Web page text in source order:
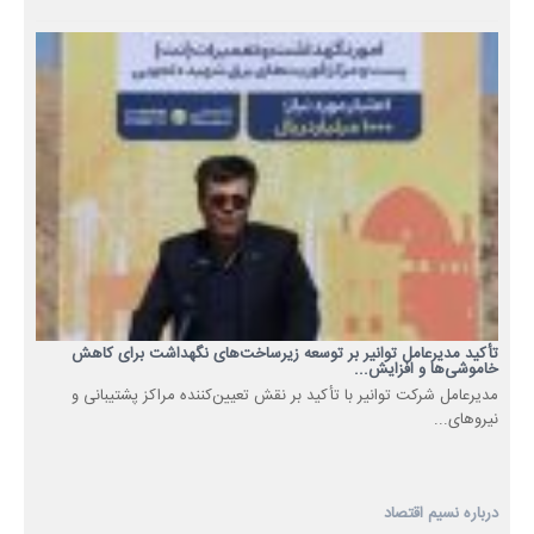
تأکید مدیرعامل توانیر بر توسعه زیرساخت‌های نگهداشت برای کاهش
خاموشی‌ها و افزایش...
مدیرعامل شرکت توانیر با تأکید بر نقش تعیین‌کننده مراکز پشتیبانی و
نیروهای...
درباره نسیم اقتصاد